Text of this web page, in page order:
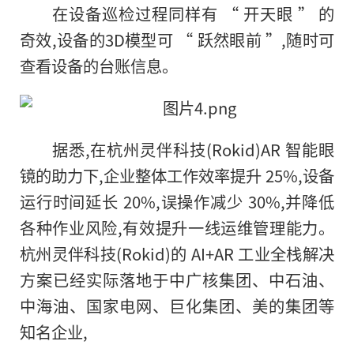
在设备巡检过程同样有 “ 开天眼 ” 的
奇效,设备的3D模型可 “ 跃然眼前 ”,随时可
查看设备的台账信息。
据悉,在杭州灵伴科技(Rokid)AR 智能眼
镜的助力下,企业整体工作效率提升 25%,设备
运行时间延长 20%,误操作减少 30%,并降低
各种作业风险,有效提升一线运维管理能力。
杭州灵伴科技(Rokid)的 AI+AR 工业全栈解决
方案已经实际落地于中广核集团、中石油、
中海油、国家电网、巨化集团、美的集团等
知名企业,